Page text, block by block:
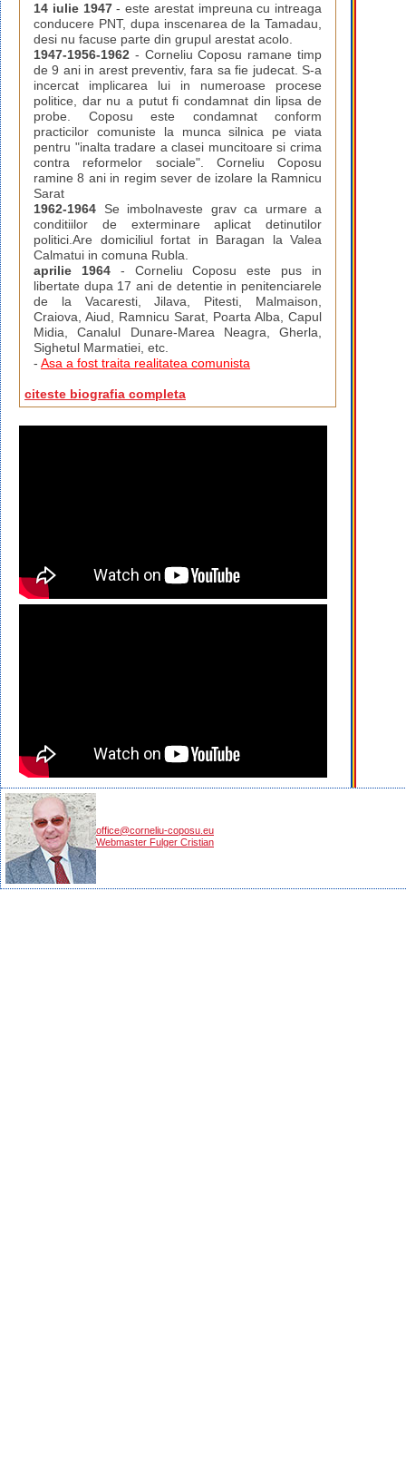
14 iulie 1947- este arestat impreuna cu intreaga
conducere PNT, dupa inscenarea de la Tamadau,
desi nu facuse parte din grupul arestat acolo.
1947-1956-1962 - Corneliu Coposu ramane timp
de 9 ani in arest preventiv, fara sa fie judecat. S-a
incercat implicarea lui in numeroase procese
politice, dar nu a putut fi condamnat din lipsa de
probe. Coposu este condamnat conform
practicilor comuniste la munca silnica pe viata
pentru "inalta tradare a clasei muncitoare si crima
contra reformelor sociale". Corneliu Coposu
ramine 8 ani in regim sever de izolare la Ramnicu
Sarat
1962-1964 Se imbolnaveste grav ca urmare a
conditiilor de exterminare aplicat detinutilor
politici.Are domiciliul fortat in Baragan la Valea
Calmatui in comuna Rubla.
aprilie 1964- Corneliu Coposu este pus in
libertate dupa 17 ani de detentie in penitenciarele
de la Vacaresti, Jilava, Pitesti, Malmaison,
Craiova, Aiud, Ramnicu Sarat, Poarta Alba, Capul
Midia, Canalul Dunare-Marea Neagra, Gherla,
Sighetul Marmatiei, etc.
- Asa a fost traita realitatea comunista
citeste biografia completa
office@corneliu-coposu.eu
Webmaster Fulger Cristian